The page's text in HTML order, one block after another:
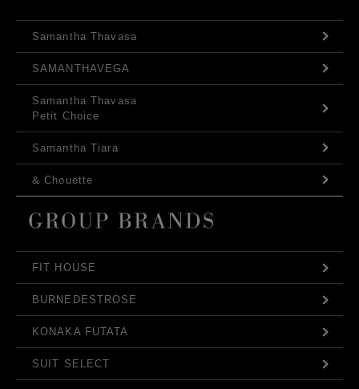
Samantha Thavasa
SAMANTHAVEGA
Samantha Thavasa
Petit Choice
Samantha Tiara
& Chouette
FIT HOUSE
BURNEDESTROSE
KONAKA FUTATA
SUIT SELECT